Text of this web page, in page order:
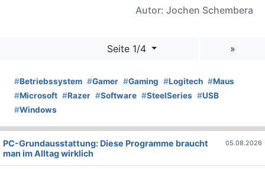
Autor: Jochen Schembera
Seite 1/4 »
#Betriebssystem #Gamer #Gaming #Logitech #Maus
#Microsoft #Razer #Software #SteelSeries #USB
#Windows
PC-Grundausstattung: Diese Programme braucht
man im Alltag wirklich
05.08.2026